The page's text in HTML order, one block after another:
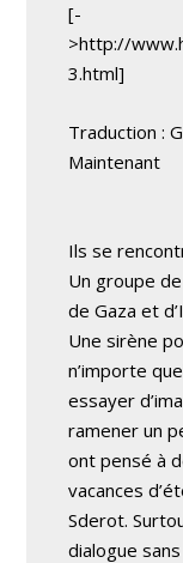
[-
>http://
3.html]
Traduction :
Maintenant
Ils se
Un groupe
de Gaza et
Une sirène
n’importe
essayer
ramener un
ont pensé à
vacances
Sderot.
dialogue